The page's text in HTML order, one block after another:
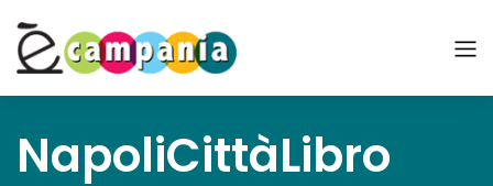
NapoliCittàLibro